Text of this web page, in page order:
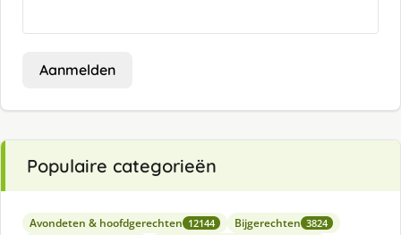
Aanmelden
Populaire categorieën
Avondeten & hoofdgerechten 12144 Bijgerechten 3824